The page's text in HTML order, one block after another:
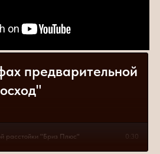
предварительной
расстойки "Бриз Плюс" 0:30